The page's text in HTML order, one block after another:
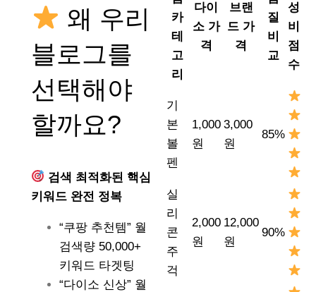
왜 우리
블로그를
선택해야
할까요?
검색 최적화된 핵심
키워드 완전 정복
“쿠팡 추천템” 월
검색량 50,000+
키워드 타겟팅
“다이소 신상” 월
카
테
고
리
다이
소 가
격
브랜
드 가
격
질
비
교
성
비
점
수
기
본
볼
펜
1,000
원
3,000
원
85%
실
리
콘
주
걱
2,000
원
12,000
원
90%